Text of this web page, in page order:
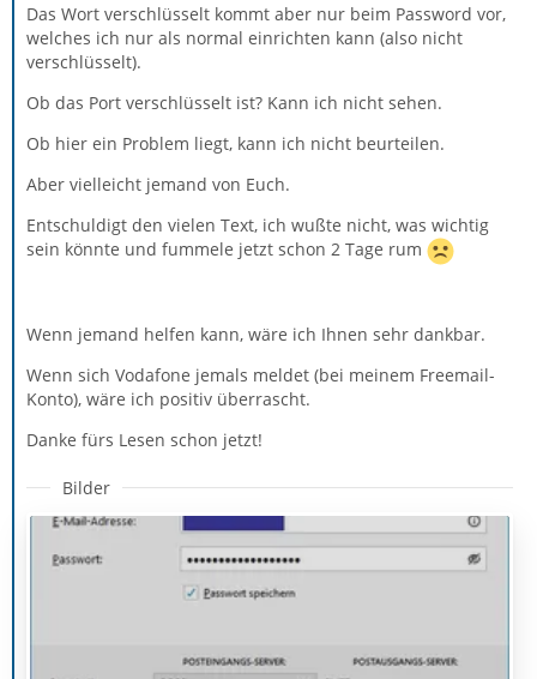
Das Wort verschlüsselt kommt aber nur beim Password vor,
welches ich nur als normal einrichten kann (also nicht
verschlüsselt).
Ob das Port verschlüsselt ist? Kann ich nicht sehen.
Ob hier ein Problem liegt, kann ich nicht beurteilen.
Aber vielleicht jemand von Euch.
Entschuldigt den vielen Text, ich wußte nicht, was wichtig
sein könnte und fummele jetzt schon 2 Tage rum
Wenn jemand helfen kann, wäre ich Ihnen sehr dankbar.
Wenn sich Vodafone jemals meldet (bei meinem Freemail-
Konto), wäre ich positiv überrascht.
Danke fürs Lesen schon jetzt!
Bilder